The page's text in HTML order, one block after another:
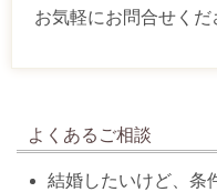
お気軽にお問合せくだ
よくあるご相談
結婚したいけど、条